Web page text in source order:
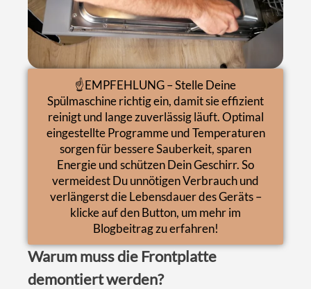
☝️EMPFEHLUNG – Stelle Deine
Spülmaschine richtig ein, damit sie effizient
reinigt und lange zuverlässig läuft. Optimal
eingestellte Programme und Temperaturen
sorgen für bessere Sauberkeit, sparen
Energie und schützen Dein Geschirr. So
vermeidest Du unnötigen Verbrauch und
verlängerst die Lebensdauer des Geräts –
klicke auf den Button, um mehr im
Blogbeitrag zu erfahren!
Warum muss die Frontplatte
demontiert werden?